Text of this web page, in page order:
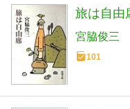
旅は自由
宮脇俊三
101